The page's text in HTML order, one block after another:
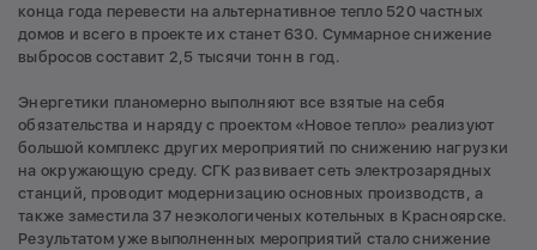
конца года перевести на альтернативное тепло 520 частных
домов и всего в проекте их станет 630. Суммарное снижение
выбросов составит 2,5 тысячи тонн в год.
Энергетики планомерно выполняют все взятые на себя
обязательства и наряду с проектом «Новое тепло» реализуют
большой комплекс других мероприятий по снижению нагрузки
на окружающую среду. СГК развивает сеть электрозарядных
станций, проводит модернизацию основных производств, а
также заместила 37 неэкологиченых котельных в Красноярске.
Результатом уже выполненных мероприятий стало снижение